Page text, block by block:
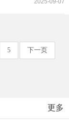
2025-09-07
5 下一页
更多